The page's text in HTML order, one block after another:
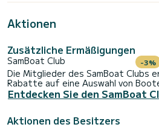
Aktionen
Zusätzliche Ermäßigungen
SamBoat Club -3%
Die Mitglieder des SamBoat Clubs
Rabatte auf eine Auswahl von
Entdecken Sie den SamBoat
Aktionen des Besitzers